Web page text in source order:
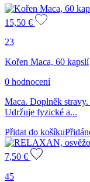
15,50 €
23
Kořen Maca, 60 kapslí
0 hodnocení
Maca. Doplněk
Udržuje fyzické a...
Přidat do košíku
7,50 €
45